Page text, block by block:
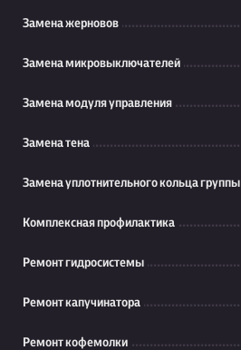
Замена жерновов
Замена микровыключателей
Замена модуля управления
Замена тена
Замена уплотнительного кольца группы
Комплексная профилактика
Ремонт гидросистемы
Ремонт капучинатора
Ремонт кофемолки